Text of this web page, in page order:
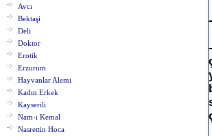
Avcı
Bektaşi
Deli
Doktor
Erotik
Erzurum
Hayvanlar Alemi
Kadın Erkek
Kayserili
Nam-ı Kemal
Nasrettin Hoca